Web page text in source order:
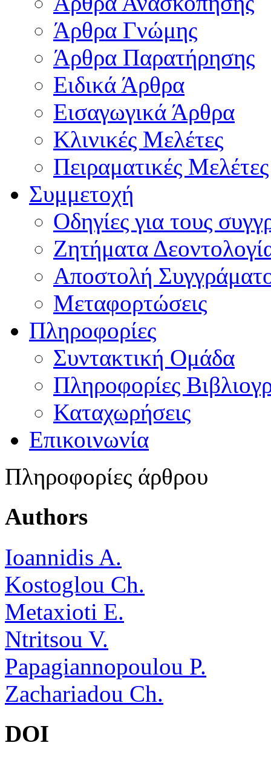
Άρθρα Γνώμης
Άρθρα Παρατήρησης
Ειδικά Άρθρα
Εισαγωγικά Άρθρα
Κλινικές Μελέτες
Πειραματικές Μελέτες
Συμμετοχή
Οδηγίες για τους
Ζητήματα
Αποστολή
Μεταφορτώσεις
Πληροφορίες
Συντακτική Ομάδα
Πληροφορίες
Καταχωρήσεις
Επικοινωνία
Πληροφορίες άρθρου
Authors
Ioannidis A.
Kostoglou Ch.
Metaxioti E.
Ntritsou V.
Papagiannopoulou P.
Zachariadou Ch.
DOI